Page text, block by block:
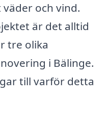
och vind.
är det alltid
tre olika
i Bälinge.
till varför detta